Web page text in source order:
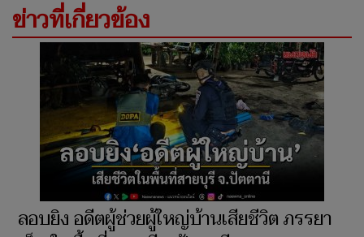
ข่าวที่เกี่ยวข้อง
ลอบยิง อดีตผู้ช่วยผู้ใหญ่บ้านเสียชีวิต ภรรยา